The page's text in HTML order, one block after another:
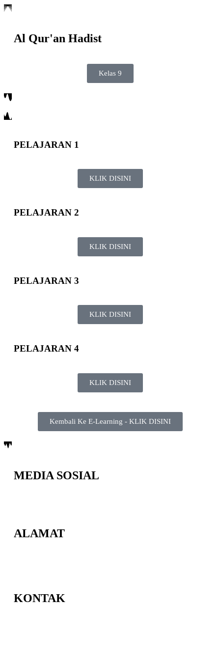
Al Qur'an Hadist
Kelas 9
PELAJARAN 1
KLIK DISINI
PELAJARAN 2
KLIK DISINI
PELAJARAN 3
KLIK DISINI
PELAJARAN 4
KLIK DISINI
Kembali Ke E-Learning - KLIK DISINI
MEDIA SOSIAL
ALAMAT
KONTAK